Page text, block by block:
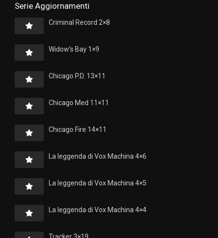
Serie Aggiornamenti
Criminal Record 2×8
Widow’s Bay 1×9
Chicago P.D. 13×11
Chicago Med 11×11
Chicago Fire 14×11
La leggenda di Vox Machina 4×6
La leggenda di Vox Machina 4×5
La leggenda di Vox Machina 4×4
Tracker 3×19